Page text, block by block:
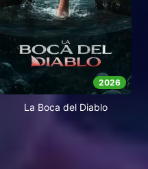
2026
La Boca del Diablo